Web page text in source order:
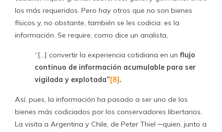
los más requeridos. Pero hay otros que no son bienes
físicos y, no obstante, también se les codicia: es la
información. Se require, como dice un analista,
“[…] convertir la experiencia cotidiana en un flujo
continuo de información acumulable para ser
vigilada y explotada”[8].
Así, pues, la información ha pasado a ser uno de los
bienes más codiciados por los conservadores libertarios.
La visita a Argentina y Chile, de Peter Thiel ─quien, junto a